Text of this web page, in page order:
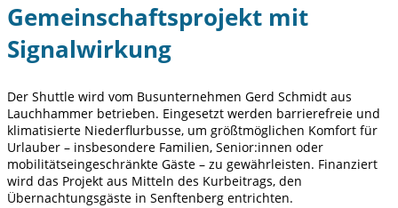
Gemeinschaftsprojekt mit
Signalwirkung
Der Shuttle wird vom Busunternehmen Gerd Schmidt aus
Lauchhammer betrieben. Eingesetzt werden barrierefreie und
klimatisierte Niederflurbusse, um größtmöglichen Komfort für
Urlauber – insbesondere Familien, Senior:innen oder
mobilitätseingeschränkte Gäste – zu gewährleisten. Finanziert
wird das Projekt aus Mitteln des Kurbeitrags, den
Übernachtungsgäste in Senftenberg entrichten.